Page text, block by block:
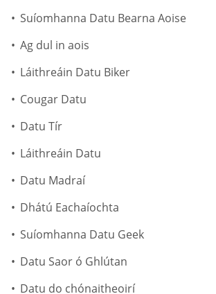
Suíomhanna Datu Bearna Aoise
Ag dul in aois
Láithreáin Datu Biker
Cougar Datu
Datu Tír
Láithreáin Datu
Datu Madraí
Dhátú Eachaíochta
Suíomhanna Datu Geek
Datu Saor ó Ghlútan
Datu do chónaitheoirí